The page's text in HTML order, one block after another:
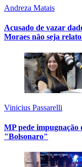
Andreza Matais
Acusado de vazar
Moraes não seja
Vinicius Passarelli
MP pede impugnação
"Bolsonaro"